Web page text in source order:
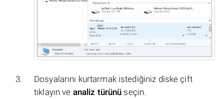
Dosyalarını kurtarmak istediğiniz diske çift
tıklayın ve analiz türünü seçin.